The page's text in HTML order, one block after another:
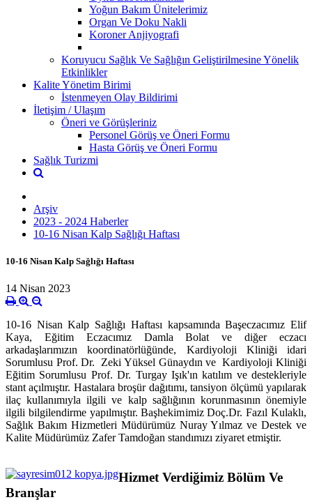
Yoğun Bakım Ünitelerimiz
Organ Ve Doku Nakli
Koroner Anjiyografi
Koruyucu Sağlık Ve Sağlığın Geliştirilmesine Yönelik
Etkinlikler
Kalite Yönetim Birimi
İstenmeyen Olay Bildirimi
İletişim / Ulaşım
Öneri ve Görüşleriniz
Personel Görüş ve Öneri Formu
Hasta Görüş ve Öneri Formu
Sağlık Turizmi
Arşiv
2023 - 2024 Haberler
10-16 Nisan Kalp Sağlığı Haftası
10-16 Nisan Kalp Sağlığı Haftası
14 Nisan 2023
10-16 Nisan Kalp Sağlığı Haftası kapsamında Başeczacımız Elif
Kaya, Eğitim Eczacımız Damla Bolat ve diğer eczacı
arkadaşlarımızın koordinatörlüğünde, Kardiyoloji Kliniği idari
Sorumlusu Prof. Dr. Zeki Yüksel Günaydın ve Kardiyoloji Kliniği
Eğitim Sorumlusu Prof. Dr. Turgay Işık'ın katılım ve destekleriyle
stant açılmıştır. Hastalara broşür dağıtımı, tansiyon ölçümü yapılarak
ilaç kullanımıyla ilgili ve kalp sağlığının korunmasının önemiyle
ilgili bilgilendirme yapılmıştır. Başhekimimiz Doç.Dr. Fazıl Kulaklı,
Sağlık Bakım Hizmetleri Müdürümüz Nuray Yılmaz ve Destek ve
Kalite Müdürümüz Zafer Tamdoğan standımızı ziyaret etmiştir.
Hizmet Verdiğimiz Bölüm Ve
Branşlar